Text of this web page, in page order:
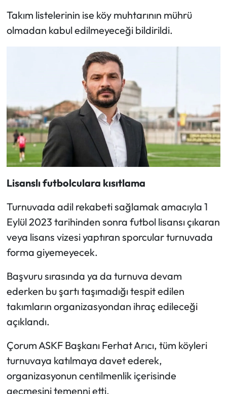
Takım listelerinin ise köy muhtarının mührü
olmadan kabul edilmeyeceği bildirildi.
Lisanslı futbolculara kısıtlama
Turnuvada adil rekabeti sağlamak amacıyla 1
Eylül 2023 tarihinden sonra futbol lisansı çıkaran
veya lisans vizesi yaptıran sporcular turnuvada
forma giyemeyecek.
Başvuru sırasında ya da turnuva devam
ederken bu şartı taşımadığı tespit edilen
takımların organizasyondan ihraç edileceği
açıklandı.
Çorum ASKF Başkanı Ferhat Arıcı, tüm köyleri
turnuvaya katılmaya davet ederek,
organizasyonun centilmenlik içerisinde
geçmesini temenni etti.